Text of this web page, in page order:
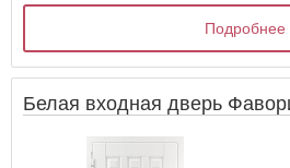
Подробнее
Белая входная дверь